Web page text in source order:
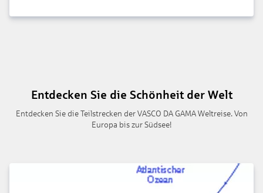
Entdecken Sie die Schönheit der Welt
Entdecken Sie die Teilstrecken der VASCO DA GAMA Weltreise. Von
Europa bis zur Südsee!